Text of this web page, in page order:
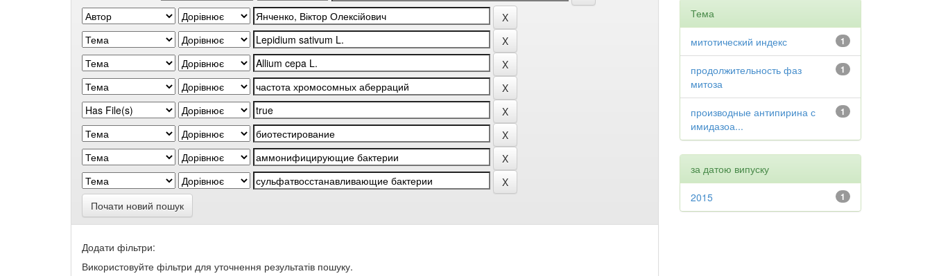
Почати новий пошук
Додати фільтри:
Використовуйте фільтри для уточнення результатів пошуку.
Тема
1
митотический индекс
1
продолжительность фаз
митоза
1
производные антипирина с
имидазоа...
за датою випуску
1
2015